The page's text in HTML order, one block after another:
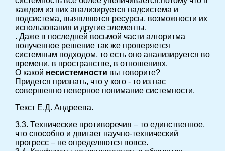
каждом из них анализируется надсистема и
подсистема, выявляются ресурсы, возможности их
использования и другие элементы.
. Даже в последней восьмой части алгоритма
полученное решение так же проверяется
системным подходом, то есть оно анализируется во
времени, в пространстве, в отношениях.
О какой несистемности вы говорите?
Придется признать, что у кого - то из нас
совершенно неверное понимание системности.
Текст Е.Д. Андреева.
3.3. Технические противоречия – то единственное,
что способно и двигает научно-технический
прогресс – не определяются вовсе.